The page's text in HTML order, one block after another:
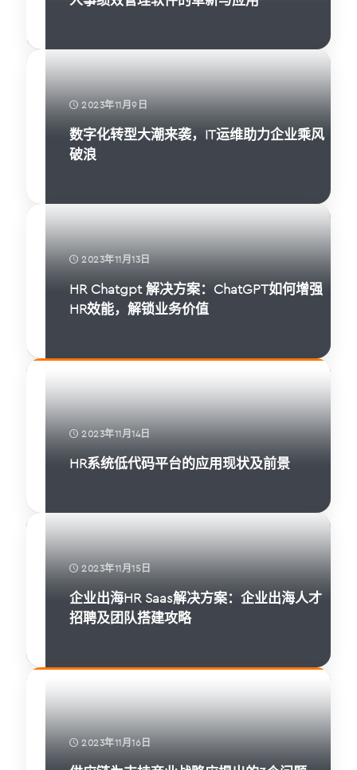
2023年11月9日
数字化转型大潮来袭，IT运维助力企业乘风
破浪
2023年11月13日
HR Chatgpt 解决方案：ChatGPT如何增强
HR效能，解锁业务价值
2023年11月14日
HR系统低代码平台的应用现状及前景
2023年11月15日
企业出海HR Saas解决方案：企业出海人才
招聘及团队搭建攻略
2023年11月16日